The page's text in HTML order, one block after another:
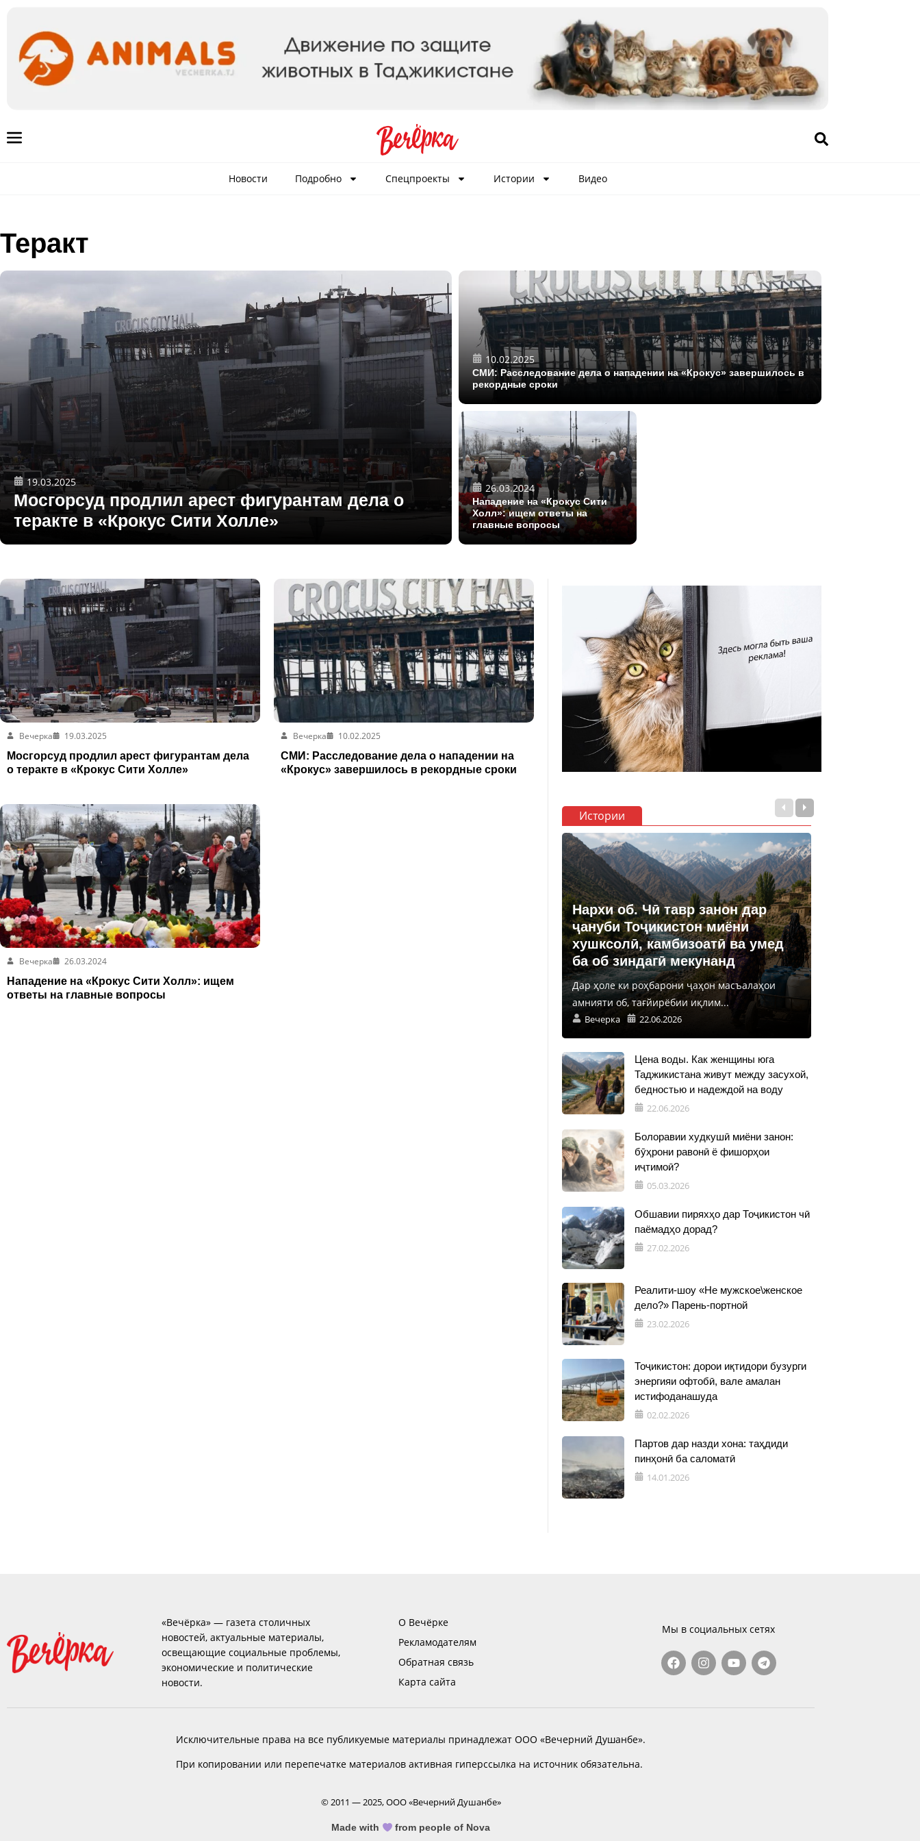
Новости Подробно Спецпроекты Истории Видео
Теракт
19.03.2025
Мосгорсуд продлил арест фигурантам дела о
теракте в «Крокус Сити Холле»
10.02.2025
СМИ: Расследование дела о нападении на «Крокус» завершилось в
рекордные сроки
26.03.2024
Нападение на «Крокус Сити
Холл»: ищем ответы на
главные вопросы
Вечерка
19.03.2025
Мосгорсуд продлил арест фигурантам дела
о теракте в «Крокус Сити Холле»
Вечерка
10.02.2025
СМИ: Расследование дела о нападении на
«Крокус» завершилось в рекордные сроки
Вечерка
26.03.2024
Нападение на «Крокус Сити Холл»: ищем
ответы на главные вопросы
Истории
Нархи об. Чӣ тавр занон дар
ҷануби Тоҷикистон миёни
хушксолӣ, камбизоатӣ ва умед
ба об зиндагӣ мекунанд
Дар ҳоле ки роҳбарони ҷаҳон масъалаҳои
амнияти об, тағйирёбии иқлим...
Вечерка 22.06.2026
Цена воды. Как женщины юга
Таджикистана живут между засухой,
бедностью и надеждой на воду
22.06.2026
Болоравии худкушӣ миёни занон:
бӯҳрони равонӣ ё фишорҳои
иҷтимоӣ?
05.03.2026
Обшавии пиряхҳо дар Тоҷикистон чӣ
паёмадҳо дорад?
27.02.2026
Реалити-шоу «Не мужское\женское
дело?» Парень-портной
23.02.2026
Тоҷикистон: дорои иқтидори бузурги
энергияи офтобӣ, вале амалан
истифоданашуда
02.02.2026
Партов дар назди хона: таҳдиди
пинҳонӣ ба саломатӣ
14.01.2026
«Вечёрка» — газета столичных
новостей, актуальные материалы,
освещающие социальные проблемы,
экономические и политические
новости.
О Вечёрке
Рекламодателям
Обратная связь
Карта сайта
Мы в социальных сетях
Исключительные права на все публикуемые материалы принадлежат ООО «Вечерний Душанбе».
При копировании или перепечатке материалов активная гиперссылка на источник обязательна.
© 2011 — 2025, ООО «Вечерний Душанбе»
Made with from people of Nova